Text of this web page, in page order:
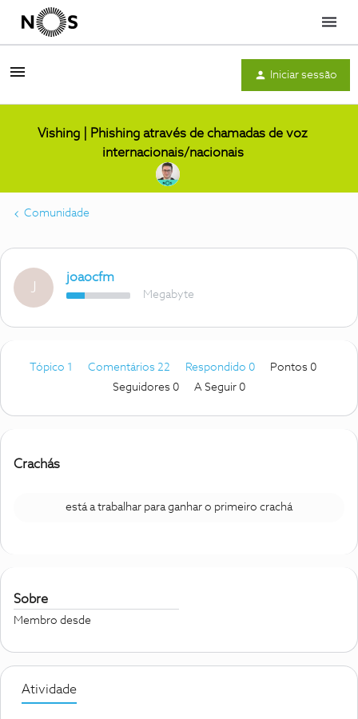
Menu
Iniciar sessão
Vishing | Phishing através de chamadas de voz
internacionais/nacionais
Comunidade
J
joaocfm
Megabyte
Tópico 1 Comentários 22 Respondido 0
Pontos 0
Seguidores 0 A Seguir 0
Crachás
está a trabalhar para ganhar o primeiro crachá
Sobre
Membro desde
Atividade